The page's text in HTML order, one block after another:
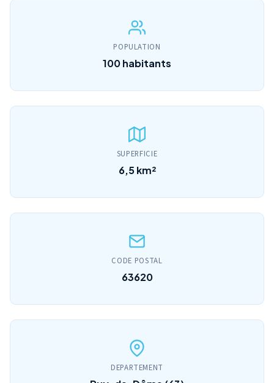
POPULATION
100 habitants
SUPERFICIE
6,5 km²
CODE POSTAL
63620
DEPARTEMENT